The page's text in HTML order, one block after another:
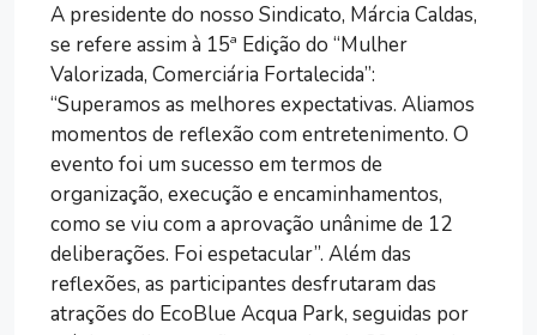
A presidente do nosso Sindicato, Márcia Caldas,
se refere assim à 15ª Edição do “Mulher
Valorizada, Comerciária Fortalecida”:
“Superamos as melhores expectativas. Aliamos
momentos de reflexão com entretenimento. O
evento foi um sucesso em termos de
organização, execução e encaminhamentos,
como se viu com a aprovação unânime de 12
deliberações. Foi espetacular”. Além das
reflexões, as participantes desfrutaram das
atrações do EcoBlue Acqua Park, seguidas por